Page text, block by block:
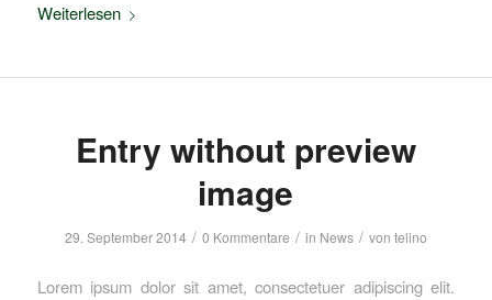
Weiterlesen
Entry without preview
image
29. September 2014 / 0 Kommentare / in News / von telino
Lorem ipsum dolor sit amet, consectetuer adipiscing elit.